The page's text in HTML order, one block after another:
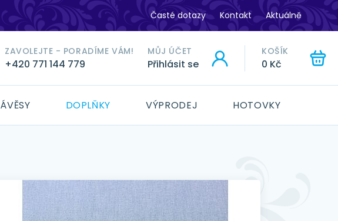
Časté dotazy Kontakt Aktuálně
ZAVOLEJTE - PORADÍME VÁM!
+420 771 144 779
MŮJ ÚČET
Přihlásit se
KOŠÍK
0 Kč
DOPLŇKY VÝPRODEJ HOTOVKY
HLEDAT